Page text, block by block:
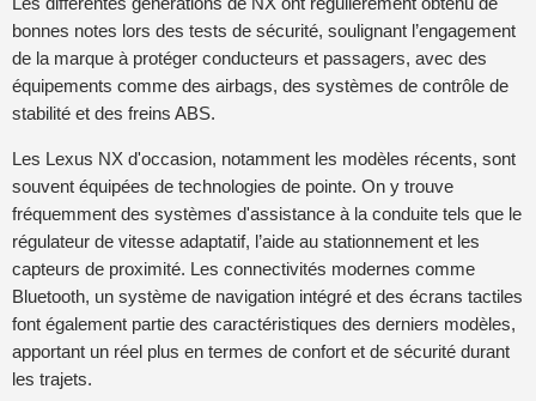
bonnes notes lors des tests de sécurité, soulignant l’engagement
de la marque à protéger conducteurs et passagers, avec des
équipements comme des airbags, des systèmes de contrôle de
stabilité et des freins ABS.
Les Lexus NX d'occasion, notamment les modèles récents, sont
souvent équipées de technologies de pointe. On y trouve
fréquemment des systèmes d'assistance à la conduite tels que le
régulateur de vitesse adaptatif, l’aide au stationnement et les
capteurs de proximité. Les connectivités modernes comme
Bluetooth, un système de navigation intégré et des écrans tactiles
font également partie des caractéristiques des derniers modèles,
apportant un réel plus en termes de confort et de sécurité durant
les trajets.